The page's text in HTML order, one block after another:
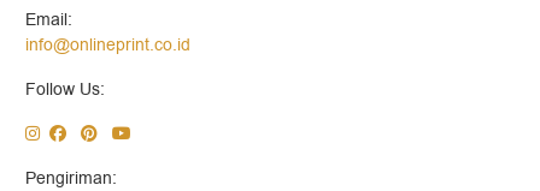
Email:
info@onlineprint.co.id
Follow Us:
Pengiriman: